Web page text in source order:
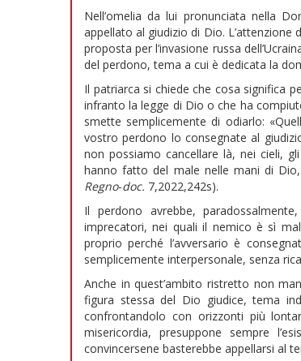
Nell’omelia da lui pronunciata nella
appellato al giudizio di Dio. L’attenzione
proposta per l’invasione russa
del perdono, tema a cui è dedicata la
Il patriarca si chiede che cosa significa
infranto la legge di Dio o che ha
smette semplicemente di odiarlo:
vostro perdono lo consegnate al
non possiamo cancellare là, nei cieli,
hanno fatto del male nelle mani di
Regno-doc. 7,2022,242s).
Il perdono avrebbe,
imprecatori, nei quali il nemico è sì
proprio perché l’avversario è
semplicemente interpersonale, senza
Anche in quest’ambito ristretto non
figura stessa del Dio giudice, tema
confrontandolo con orizzonti più
misericordia, presuppone sempre
convincersene basterebbe appellarsi al